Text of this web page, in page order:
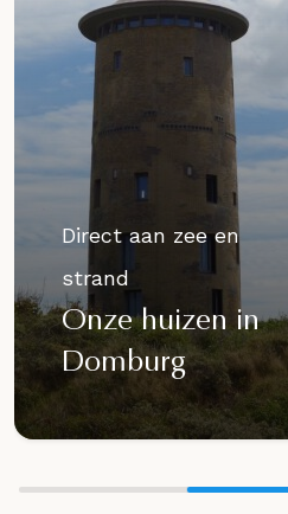
Direct aan zee en
strand
Onze huizen in
Domburg